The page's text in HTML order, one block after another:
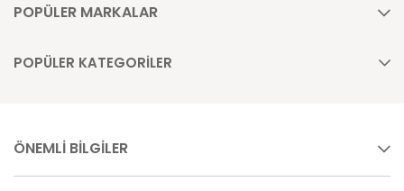
POPÜLER MARKALAR
POPÜLER KATEGORİLER
ÖNEMLİ BİLGİLER